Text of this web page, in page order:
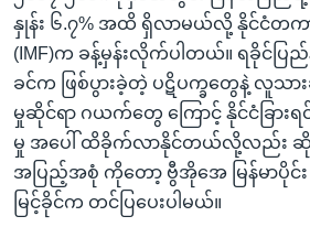
သို့
ကျော်
ရန်
နှုန်း ၆.၇% အထိ ရှိလာမယ်လို့ နိုင်ငံတကာ
(IMF)က ခန့်မှန်းလိုက်ပါတယ်။ ရခိုင်ပြ
ခင်က ဖြစ်ပွားခဲ့တဲ့ ပဋိပက္ခတွေနဲ့ လူသား
မှုဆိုင်ရာ ဂယက်တွေ ကြောင့် နိုင်ငံခြားရ
မှု အပေါ် ထိခိုက်လာနိုင်တယ်လို့လည်း ဆို
အပြည့်အစုံ ကိုတော့ ဗွီအိုအေ မြန်မာပိုင်
မြင့်ခိုင်က တင်ပြပေးပါမယ်။